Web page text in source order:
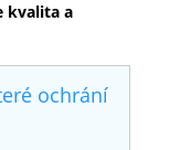
kvalita a
ochrání